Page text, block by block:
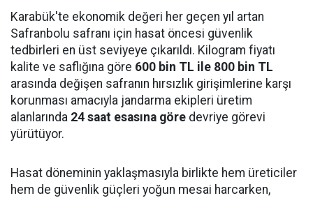
Karabük'te ekonomik değeri her geçen yıl artan
Safranbolu safranı için hasat öncesi güvenlik
tedbirleri en üst seviyeye çıkarıldı. Kilogram fiyatı
kalite ve saflığına göre 600 bin TL ile 800 bin TL
arasında değişen safranın hırsızlık girişimlerine karşı
korunması amacıyla jandarma ekipleri üretim
alanlarında 24 saat esasına göre devriye görevi
yürütüyor.
Hasat döneminin yaklaşmasıyla birlikte hem üreticiler
hem de güvenlik güçleri yoğun mesai harcarken,